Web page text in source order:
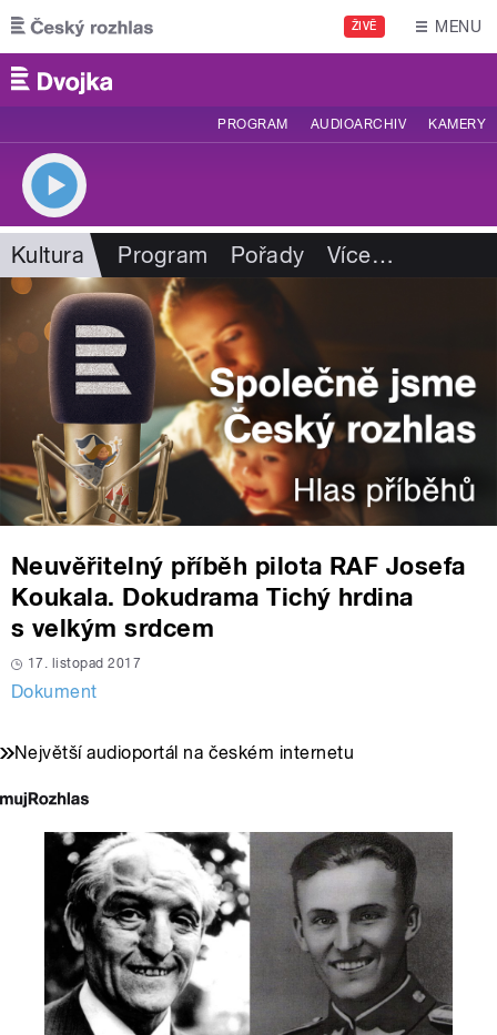
Přejít k hlavnímu obsahu
ŽIVĚ MENU
PROGRAM AUDIOARCHIV KAMERY
Kultura Program Pořady Více…
Neuvěřitelný příběh pilota RAF Josefa
Koukala. Dokudrama Tichý hrdina
s velkým srdcem
17. listopad 2017
Dokument
Největší audioportál na českém internetu